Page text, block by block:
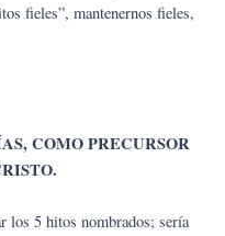
fieles”, mantenernos fieles,
COMO PRECURSOR
los 5 hitos nombrados; sería